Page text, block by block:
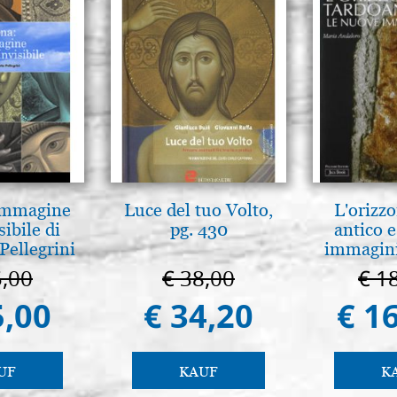
di
Luce del tuo Volto,
pg. 430
€ 38,00
€ 34,20
KAUF
antico
€
€